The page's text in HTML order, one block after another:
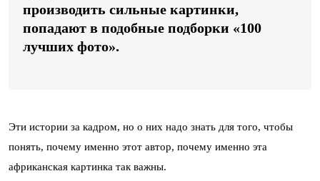
производить сильные картинки,
попадают в подобные подборки «100
лучших фото».
Эти истории за кадром, но о них надо знать для того, чтобы
понять, почему именно этот автор, почему именно эта
африканская картинка так важны.